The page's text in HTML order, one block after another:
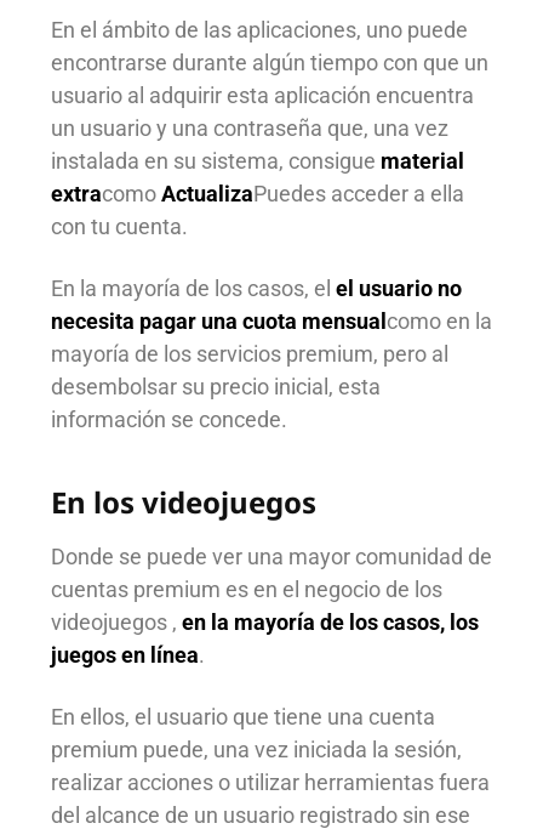
En el ámbito de las aplicaciones, uno puede
encontrarse durante algún tiempo con que un
usuario al adquirir esta aplicación encuentra
un usuario y una contraseña que, una vez
instalada en su sistema, consigue material
extracomoActualizaPuedes acceder a ella
con tu cuenta.
En la mayoría de los casos, el el usuario no
necesita pagar una cuota mensual como en la
mayoría de los servicios premium, pero al
desembolsar su precio inicial, esta
información se concede.
En los videojuegos
Donde se puede ver una mayor comunidad de
cuentas premium es en el negocio de los
videojuegos , en la mayoría de los casos, los
juegos en línea.
En ellos, el usuario que tiene una cuenta
premium puede, una vez iniciada la sesión,
realizar acciones o utilizar herramientas fuera
del alcance de un usuario registrado sin ese